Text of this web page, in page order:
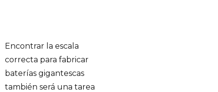
Encontrar la escala
correcta para fabricar
baterías gigantescas
también será una tarea